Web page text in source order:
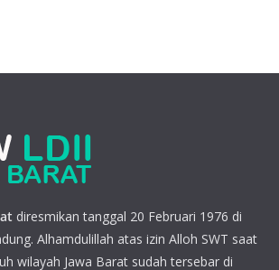
diresmikan tanggal 20 Februari 1976 di
Alhamdulillah atas izin Alloh SWT saat
wilayah Jawa Barat sudah tersebar di